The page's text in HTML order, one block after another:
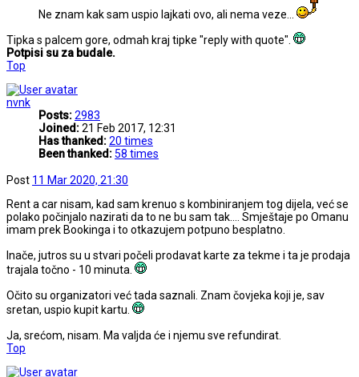
Ne znam kak sam uspio lajkati ovo, ali nema veze...
Tipka s palcem gore, odmah kraj tipke "reply with quote".
Potpisi su za budale.
Top
nvnk
Posts:2983
Joined:21 Feb 2017, 12:31
Has thanked:20 times
Been thanked:58 times
Post 11 Mar 2020, 21:30
Rent a car nisam, kad sam krenuo s kombiniranjem tog dijela, već se
polako počinjalo nazirati da to ne bu sam tak.... Smještaje po Omanu
imam prek Bookinga i to otkazujem potpuno besplatno.
Inače, jutros su u stvari počeli prodavat karte za tekme i ta je prodaja
trajala točno - 10 minuta.
Očito su organizatori već tada saznali. Znam čovjeka koji je, sav
sretan, uspio kupit kartu.
Ja, srećom, nisam. Ma valjda će i njemu sve refundirat.
Top